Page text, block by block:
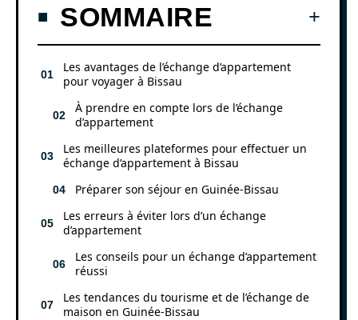
SOMMAIRE
Les avantages de l’échange d’appartement
pour voyager à Bissau
À prendre en compte lors de l’échange
d’appartement
Les meilleures plateformes pour effectuer un
échange d’appartement à Bissau
Préparer son séjour en Guinée-Bissau
Les erreurs à éviter lors d’un échange
d’appartement
Les conseils pour un échange d’appartement
réussi
Les tendances du tourisme et de l’échange de
maison en Guinée-Bissau